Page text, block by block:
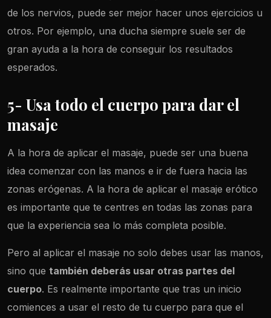
de los nervios, puede ser mejor hacer unos ejercicios u
otros. Por ejemplo, una ducha siempre suele ser de
gran ayuda a la hora de conseguir los resultados
esperados.
5- Usa todo el cuerpo para dar el
masaje
A la hora de aplicar el masaje, puede ser una buena
idea comenzar con las manos e ir de fuera hacia las
zonas erógenas. A la hora de aplicar el masaje erótico
es importante que te centres en todas las zonas para
que la experiencia sea lo más completa posible.
Pero al aplicar el masaje no solo debes usar las manos,
sino que también deberás usar otras partes del
cuerpo. Es realmente importante que tras un inicio
comiences a usar el resto de tu cuerpo para que el